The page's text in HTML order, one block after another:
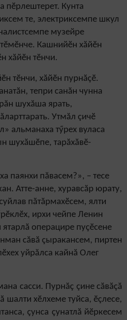
пӗрлештерет. Кунта
те, электриксемпе шкул
музейре
Кашнийӗн хăйӗн
хăйӗн тӗнчи.
тӗнчи, хăйӗн пурнăçӗ.
тепри санăн чунна
шухăша ярать,
Утмăл çичӗ
альманаха тӳрех вуласа
шухăшӗпе, тарăхăвӗ-
паянхи пăвасем?», – тесе
Атте-анне, хуравсăр юрату,
пăтăрмахӗсем, ялти
ирхи чейпе Ленин
операцире пуçӗсене
сăвă çыракансем, пиртен
уйрăлса кайнă Олег
сасси. Пурнăç çине сăвăçă
шалти хӗлхеме туйса, ӗçлесе,
çунса çунатлă йӗркесем